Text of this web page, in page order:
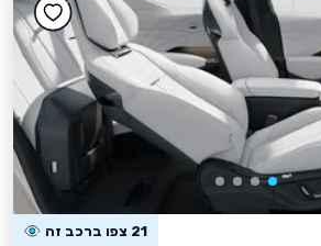
21 צפו ברכב זה